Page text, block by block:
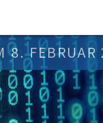
8. FEBRUAR